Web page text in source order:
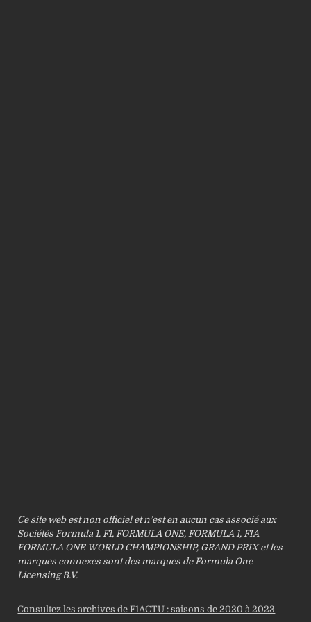
Ce site web est non officiel et n’est en aucun cas associé aux
Sociétés Formula 1. F1, FORMULA ONE, FORMULA 1, FIA
FORMULA ONE WORLD CHAMPIONSHIP, GRAND PRIX et les
marques connexes sont des marques de Formula One
Licensing B.V.
Consultez les archives de F1ACTU : saisons de 2020 à 2023